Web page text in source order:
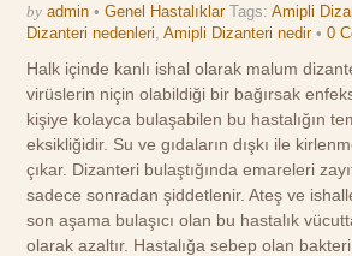
by admin • Genel Hastalıklar Tags:Amipli
Dizanteri nedenleri ,Amipli Dizanteri nedir •0
Halk içinde kanlı ishal olarak malum
virüslerin niçin olabildiği bir bağırsak
kişiye kolayca bulaşabilen bu hastalığın
eksikliğidir. Su ve gıdaların dışkı ile
çıkar. Dizanteri bulaştığında emareleri
sadece sonradan şiddetlenir. Ateş ve
son aşama bulaşıcı olan bu hastalık
olarak azaltır. Hastalığa sebep olan